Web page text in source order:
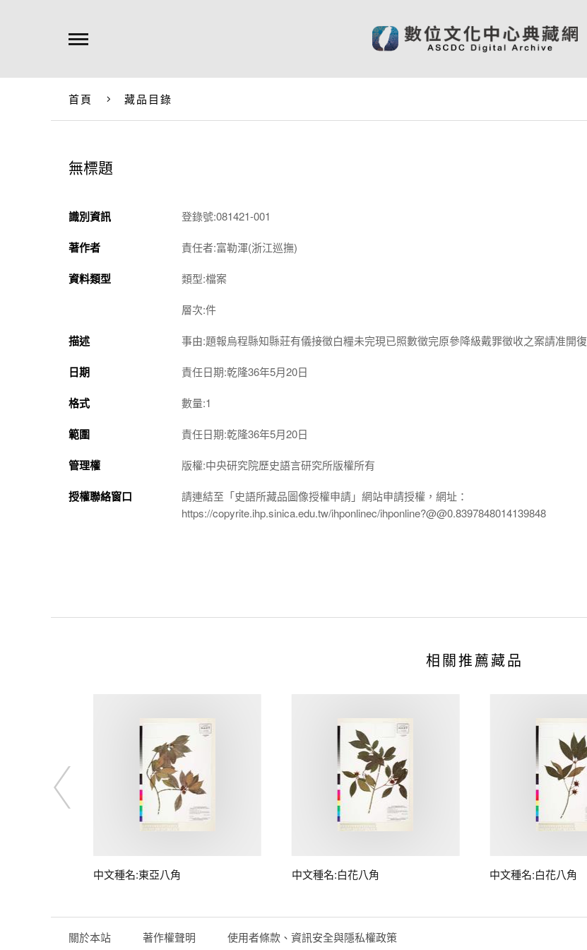
首頁 藏品目錄
無標題
識別資訊 登錄號:081421-001
著作者 責任者:富勒渾(浙江巡撫)
資料類型 類型:檔案
層次:件
描述 事由:題報烏程縣知縣莊有儀接徵白糧未完現已照數徵完原參降級戴罪徵收之案請准開復
日期 責任日期:乾隆36年5月20日
格式 數量:1
範圍 責任日期:乾隆36年5月20日
管理權 版權:中央研究院歷史語言研究所版權所有
授權聯絡窗口
請連結至「史語所藏品圖像授權申請」網站申請授權，網址：
https://copyrite.ihp.sinica.edu.tw/ihponlinec/ihponline?@@0.8397848014139848
相關推薦藏品
中文種名:東亞八角 中文種名:白花八角 中文種名:白花八角
關於本站 著作權聲明 使用者條款、資訊安全與隱私權政策